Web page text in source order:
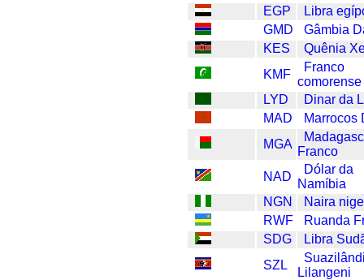
EGP
Libra
GMD
Gâmbia
KES
Quênia
KMF
Franco
comorense
LYD
Dinar da
MAD
Marrocos
MGA
Franco
NAD
Dólar da
Namíbia
NGN
Naira
RWF
Ruanda
SDG
Libra
SZL
Lilangeni